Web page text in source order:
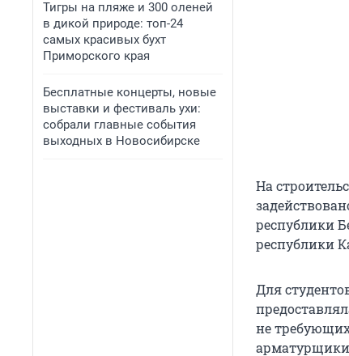
Тигры на пляже и 300 оленей
в дикой природе: топ-24
самых красивых бухт
Приморского края
Бесплатные концерты, новые
выставки и фестиваль ухи:
собрали главные события
выходных в Новосибирске
На
республики
республики
Для
не